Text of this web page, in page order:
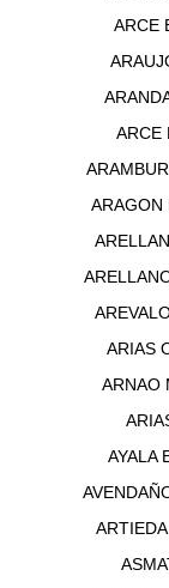
ARCE
ARCE
ARAGON
ARIAS
ARNAO
AYALA